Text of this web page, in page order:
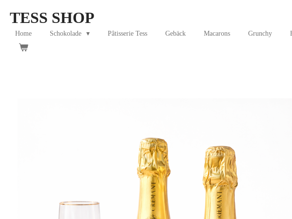
main
content
TESS SHOP
Home Schokolade Pâtisserie Tess Gebäck Macarons Grunchy